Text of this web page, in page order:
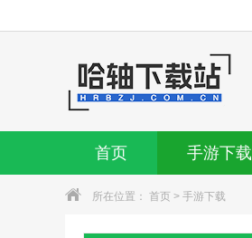
首页 手游下载
所在位置： 首页 > 手游下载